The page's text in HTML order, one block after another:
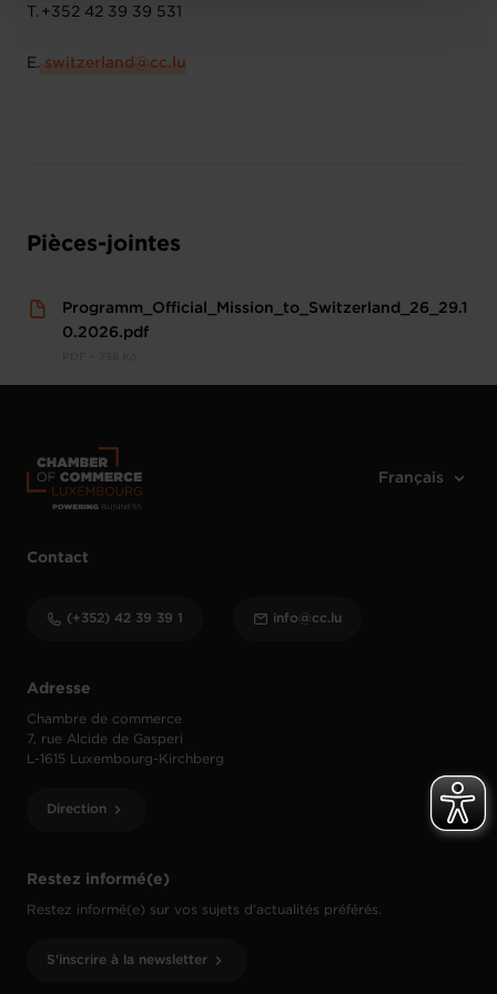
T. +352 42 39 39 531
E. ​ switzerland@cc.lu​
Pièces-jointes
Programm_Official_Mission_to_Switzerland_26_29.1
0.2026.pdf
Restez informé(e)
Restez informé(e) sur vos sujets d’actualités préférés.
S'inscrire à la newsletter
Adresse
Chambre de commerce
7, rue Alcide de Gasperi
L-1615 Luxembourg-Kirchberg
Direction
Contact
(+352) 42 39 39 1 info@cc.lu